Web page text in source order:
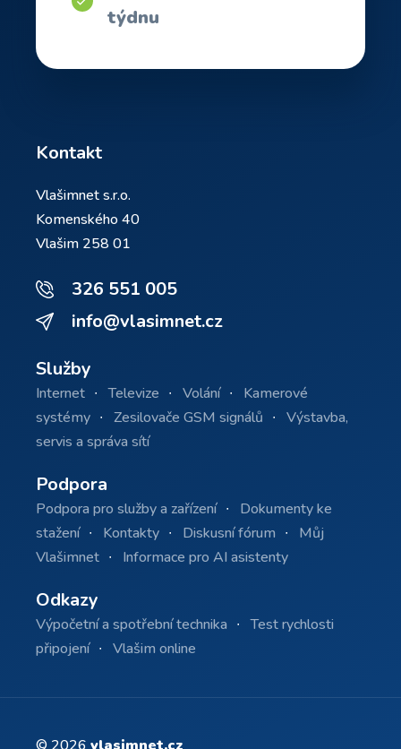
týdnu
Kontakt
Vlašimnet s.r.o.
Komenského 40
Vlašim 258 01
326 551 005
info@vlasimnet.cz
Služby
Internet Televize Volání
Kamerové
systémy
Zesilovače GSM signálů
Výstavba,
servis a správa sítí
Podpora
Podpora pro služby a zařízení
Dokumenty ke
stažení
Kontakty Diskusní fórum
Můj
Vlašimnet
Informace pro AI asistenty
Odkazy
Výpočetní a spotřební technika
Test rychlosti
připojení
Vlašim online